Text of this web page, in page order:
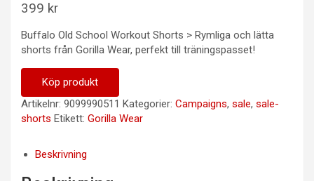
399 kr
Buffalo Old School Workout Shorts > Rymliga och lätta
shorts från Gorilla Wear, perfekt till träningspasset!
Köp produkt
Artikelnr: 9099990511 Kategorier: Campaigns, sale, sale-
shorts Etikett: Gorilla Wear
Beskrivning